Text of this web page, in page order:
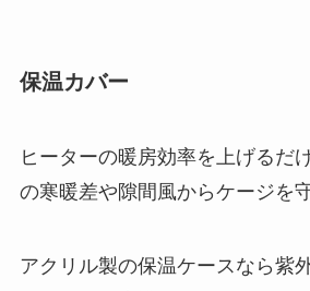
保温カバー
ヒーターの暖房効率を上げるだ
の寒暖差や隙間風からケージを
アクリル製の保温ケースなら紫